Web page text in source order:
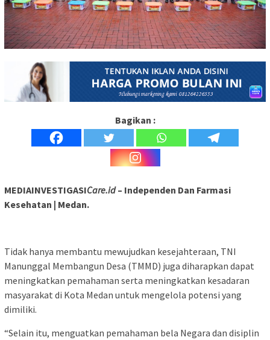
Bagikan :
MEDIAINVESTIGASICare.id– Independen Dan Farmasi
Kesehatan | Medan.
Tidak hanya membantu mewujudkan kesejahteraan, TNI
Manunggal Membangun Desa (TMMD) juga diharapkan dapat
meningkatkan pemahaman serta meningkatkan kesadaran
masyarakat di Kota Medan untuk mengelola potensi yang
dimiliki.
“Selain itu, menguatkan pemahaman bela Negara dan disiplin